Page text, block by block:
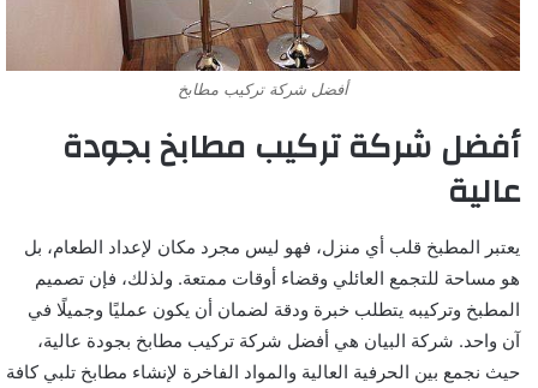
أفضل شركة تركيب مطابخ
أفضل شركة تركيب مطابخ بجودة
عالية
يعتبر المطبخ قلب أي منزل، فهو ليس مجرد مكان لإعداد الطعام، بل
هو مساحة للتجمع العائلي وقضاء أوقات ممتعة. ولذلك، فإن تصميم
المطبخ وتركيبه يتطلب خبرة ودقة لضمان أن يكون عمليًا وجميلًا في
آن واحد. شركة البيان هي أفضل شركة تركيب مطابخ بجودة عالية،
حيث نجمع بين الحرفية العالية والمواد الفاخرة لإنشاء مطابخ تلبي كافة